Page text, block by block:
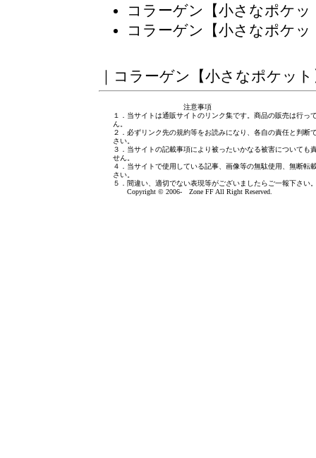
コラーゲン【小さなポケ
コラーゲン【小さなポケ
｜ コラーゲン【小さなポケット
注意事項
１．当サイトは通販サイトのリンク集です。商品の販売は行っ
ん。
２．必ずリンク先の規約等をお読みになり、各自の責任と判断
さい。
３．当サイトの記載事項により被ったいかなる被害についても
せん。
４．当サイトで使用している記事、画像等の無駄使用、無断転
さい。
５．間違い、適切でない表現等がございましたら ご一報下さい
Copyright © 2006- Zone FF All Right Reserved.